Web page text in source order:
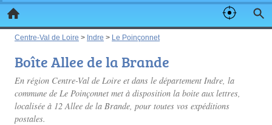
Centre-Val de Loire > Indre > Le Poinçonnet
Boîte Allee de la Brande
En région Centre-Val de Loire et dans le département Indre, la
commune de Le Poinçonnet met à disposition la boite aux lettres,
localisée à 12 Allee de la Brande, pour toutes vos expéditions
postales.